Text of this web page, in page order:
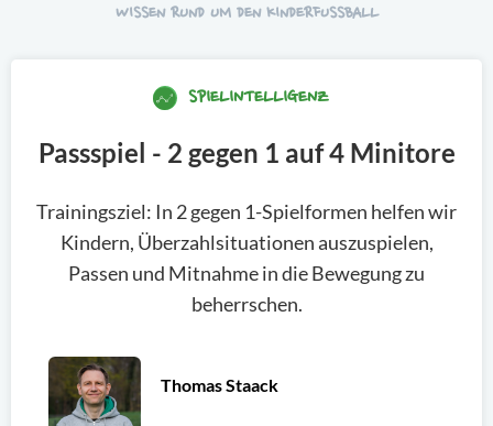
WISSEN RUND UM DEN KINDERFUSSBALL
SPIELINTELLIGENZ
Passspiel - 2 gegen 1 auf 4 Minitore
Trainingsziel: In 2 gegen 1-Spielformen helfen wir
Kindern, Überzahlsituationen auszuspielen,
Passen und Mitnahme in die Bewegung zu
beherrschen.
Thomas Staack